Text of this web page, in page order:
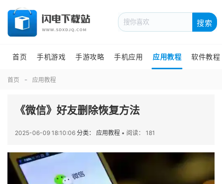
搜索
首页 手机游戏 手游攻略 手机应用 应用教程 软件教程
首页 应用教程
《微信》好友删除恢复方法
2025-06-09 18:10:06 分类： 应用教程 • 阅读： 181